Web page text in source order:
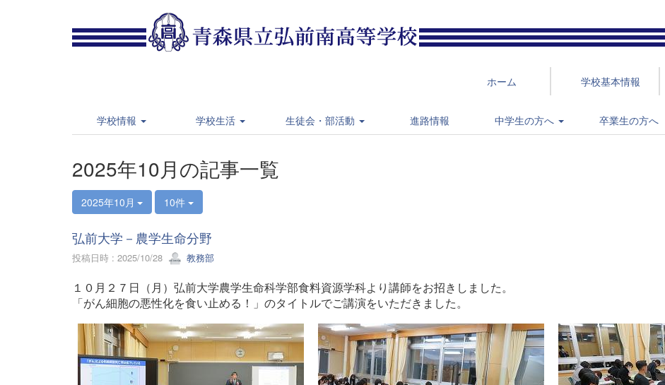
ホーム 学校基本情報
学校情報 学校生活 生徒会・部活動 進路情報 中学生の方へ 卒業生の方へ
2025年10月の記事一覧
2025年10月 10件
弘前大学－農学生命分野
投稿日時 : 2025/10/28 教務部
１０月２７日（月）弘前大学農学生命科学部食料資源学科より講師をお招きしました。
「がん細胞の悪性化を食い止める！」のタイトルでご講演をいただきました。